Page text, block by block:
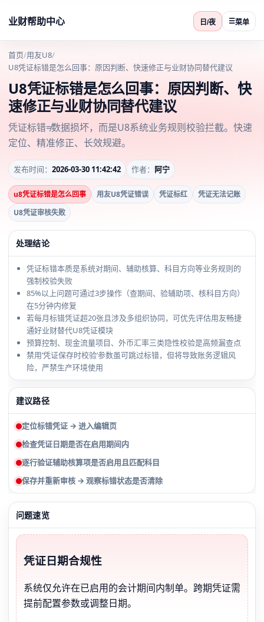
业财帮助中心 日/夜 ☰菜单
首页/用友U8/
U8凭证标错是怎么回事：原因判断、快速修正与业财协同替代建议
U8凭证标错是怎么回事：原因判断、快
速修正与业财协同替代建议
凭证标错≠数据损坏，而是U8系统业务规则校验拦截。快速
定位、精准修正、长效规避。
发布时间： 2026-03-30 11:42:42 作者： 阿宁
u8凭证标错是怎么回事 用友U8凭证错误 凭证标红
凭证无法记账
U8凭证审核失败
处理结论
凭证标错本质是系统对期间、辅助核算、科目方向等业务规则的
强制校验失败
85%以上问题可通过3步操作（查期间、验辅助项、核科目方向）
在5分钟内修复
若每月标错凭证超20张且涉及多组织协同，可优先评估用友畅捷
通好业财替代U8凭证模块
预算控制、现金流量项目、外币汇率三类隐性校验是高频漏查点
禁用‘凭证保存时校验’参数虽可跳过标错，但将导致账务逻辑风
险，严禁生产环境使用
建议路径
定位标错凭证 → 进入编辑页
检查凭证日期是否在启用期间内
逐行验证辅助核算项是否启用且匹配科目
保存并重新审核 → 观察标错状态是否清除
问题速览
凭证日期合规性
系统仅允许在已启用的会计期间内制单。跨期凭证需
提前配置参数或调整日期。